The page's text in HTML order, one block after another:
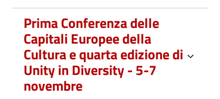
Prima Conferenza delle
Capitali Europee della
Cultura e quarta edizione di
Unity in Diversity - 5-7
novembre